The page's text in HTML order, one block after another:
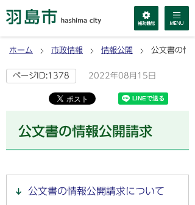
ホーム 市政情報 情報公開 公文書の情
ページID:1378 2022年08月15日
公文書の情報公開請求
公文書の情報公開請求について